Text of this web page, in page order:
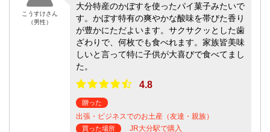
こうすけさん
（男性）
大分特産のかぼすを使ったパイ菓子みたいで
す。かぼす特有の爽やかな酸味を帯びた香り
が豊かにただよいます。サクサクッとした歯
ざわりで、何枚でも食べれます。家族皆美味
しいと言って特に子供が大喜びで食べてまし
た。
4.8
贈った
出張・ビジネスでのお土産（友達・親族）
買った場所 JR大分駅で購入